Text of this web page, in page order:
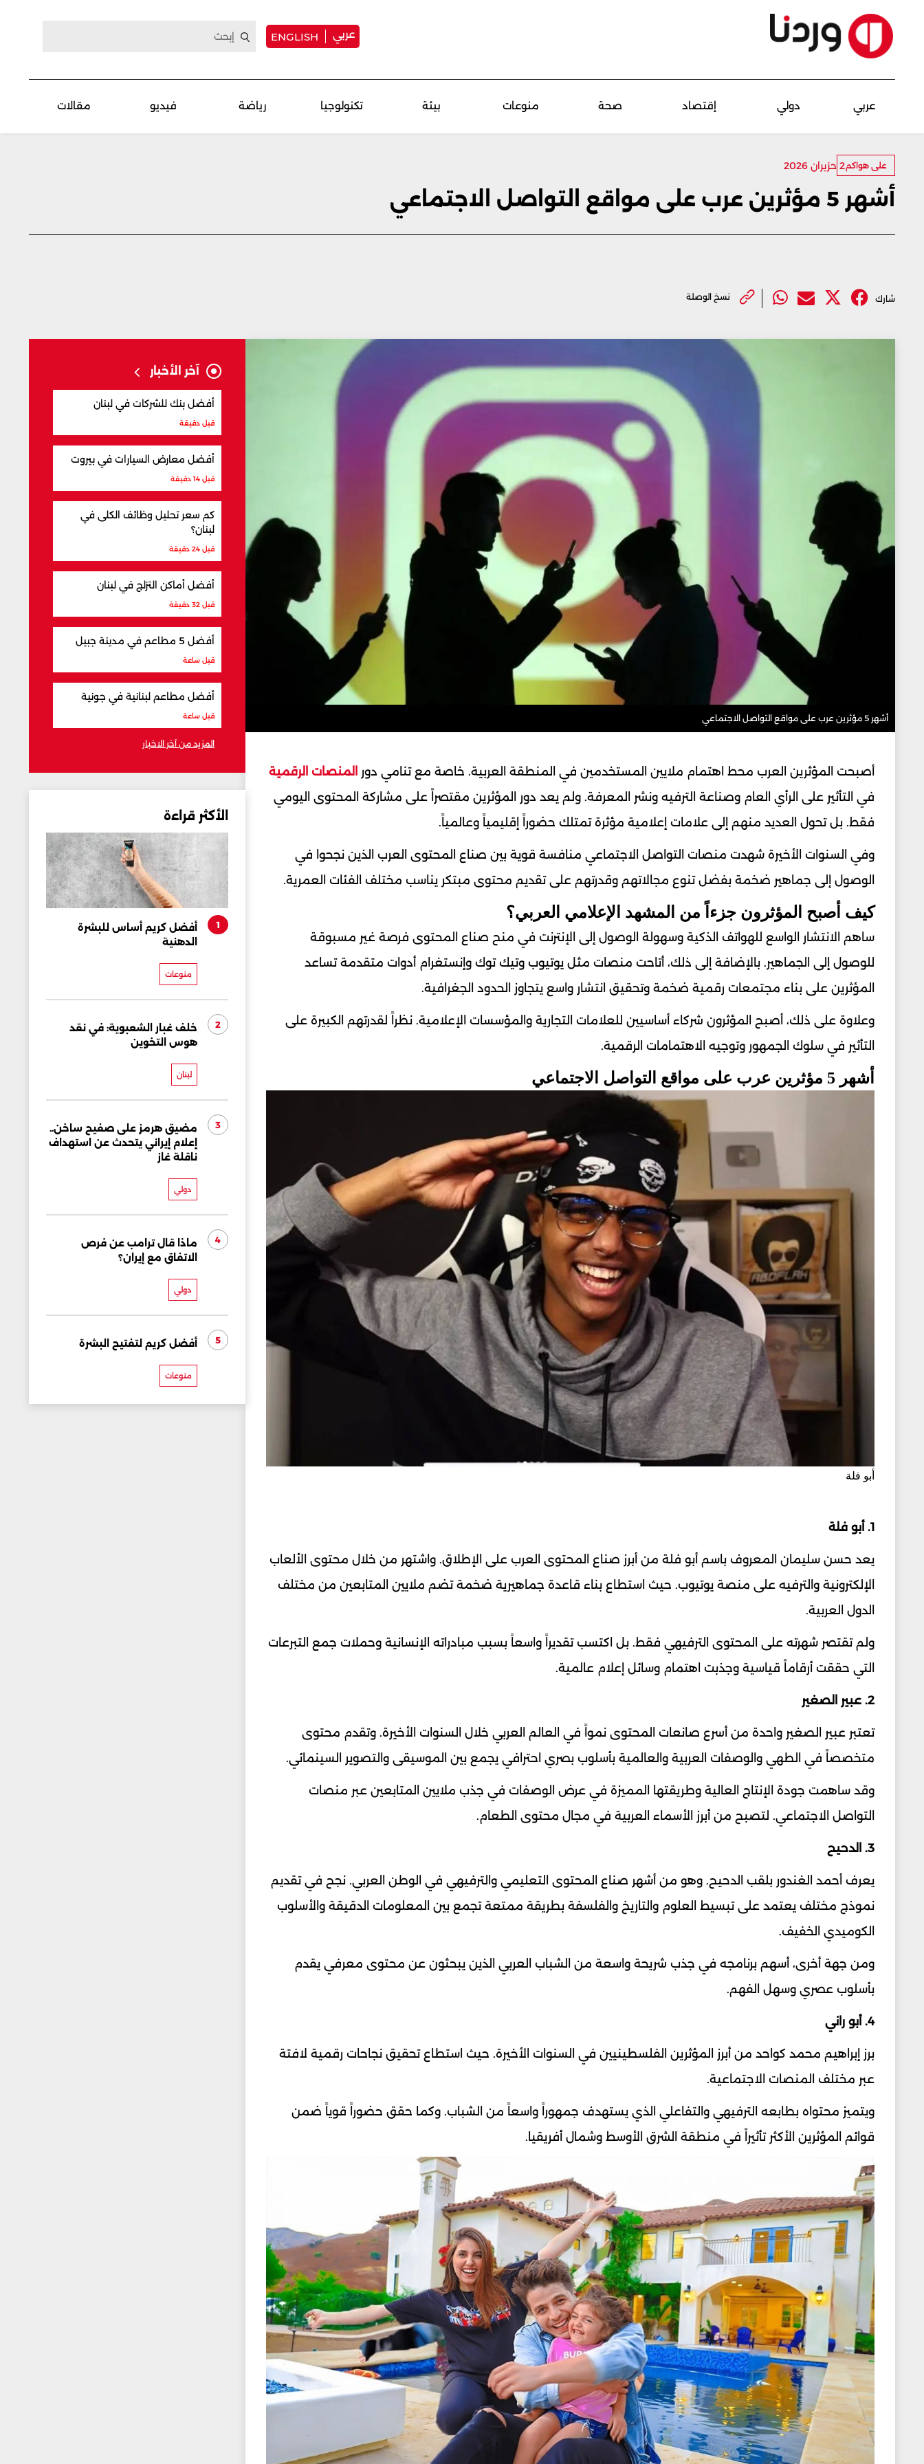
عربي ENGLISH
عربي دولي إقتصاد صحة منوعات بيئة تكنولوجيا رياضة فيديو مقالات
على هواكم2 حزيران 2026
أشهر 5 مؤثرين عرب على مواقع التواصل الاجتماعي
شارك نسخ الوصلة
أشهر 5 مؤثرين عرب على مواقع التواصل الاجتماعي
أصبحت المؤثرين العرب محط اهتمام ملايين المستخدمين في المنطقة العربية. خاصة مع تنامي دور
المنصات الرقمية
في التأثير على الرأي العام وصناعة الترفيه ونشر المعرفة. ولم يعد دور المؤثرين مقتصراً على مشاركة المحتوى اليومي
فقط. بل تحول العديد منهم إلى علامات إعلامية مؤثرة تمتلك حضوراً إقليمياً وعالمياً.
وفي السنوات الأخيرة شهدت منصات التواصل الاجتماعي منافسة قوية بين صناع المحتوى العرب الذين نجحوا في
الوصول إلى جماهير ضخمة بفضل تنوع مجالاتهم وقدرتهم على تقديم محتوى مبتكر يناسب مختلف الفئات العمرية.
كيف أصبح المؤثرون جزءاً من المشهد الإعلامي العربي؟
ساهم الانتشار الواسع للهواتف الذكية وسهولة الوصول إلى الإنترنت في منح صناع المحتوى فرصة غير مسبوقة
للوصول إلى الجماهير. بالإضافة إلى ذلك، أتاحت منصات مثل يوتيوب وتيك توك وإنستغرام أدوات متقدمة تساعد
المؤثرين على بناء مجتمعات رقمية ضخمة وتحقيق انتشار واسع يتجاوز الحدود الجغرافية.
وعلاوة على ذلك، أصبح المؤثرون شركاء أساسيين للعلامات التجارية والمؤسسات الإعلامية. نظراً لقدرتهم الكبيرة على
التأثير في سلوك الجمهور وتوجيه الاهتمامات الرقمية.
أشهر 5 مؤثرين عرب على مواقع التواصل الاجتماعي
أبو فلة
1. أبو فلة
يعد حسن سليمان المعروف باسم أبو فلة من أبرز صناع المحتوى العرب على الإطلاق. واشتهر من خلال محتوى الألعاب
الإلكترونية والترفيه على منصة يوتيوب. حيث استطاع بناء قاعدة جماهيرية ضخمة تضم ملايين المتابعين من مختلف
الدول العربية.
ولم تقتصر شهرته على المحتوى الترفيهي فقط. بل اكتسب تقديراً واسعاً بسبب مبادراته الإنسانية وحملات جمع التبرعات
التي حققت أرقاماً قياسية وجذبت اهتمام وسائل إعلام عالمية.
2. عبير الصغير
تعتبر عبير الصغير واحدة من أسرع صانعات المحتوى نمواً في العالم العربي خلال السنوات الأخيرة. وتقدم محتوى
متخصصاً في الطهي والوصفات العربية والعالمية بأسلوب بصري احترافي يجمع بين الموسيقى والتصوير السينمائي.
وقد ساهمت جودة الإنتاج العالية وطريقتها المميزة في عرض الوصفات في جذب ملايين المتابعين عبر منصات
التواصل الاجتماعي. لتصبح من أبرز الأسماء العربية في مجال محتوى الطعام.
3. الدحيح
يعرف أحمد الغندور بلقب الدحيح. وهو من أشهر صناع المحتوى التعليمي والترفيهي في الوطن العربي. نجح في تقديم
نموذج مختلف يعتمد على تبسيط العلوم والتاريخ والفلسفة بطريقة ممتعة تجمع بين المعلومات الدقيقة والأسلوب
الكوميدي الخفيف.
ومن جهة أخرى، أسهم برنامجه في جذب شريحة واسعة من الشباب العربي الذين يبحثون عن محتوى معرفي يقدم
بأسلوب عصري وسهل الفهم.
4. أبو راني
برز إبراهيم محمد كواحد من أبرز المؤثرين الفلسطينيين في السنوات الأخيرة. حيث استطاع تحقيق نجاحات رقمية لافتة
عبر مختلف المنصات الاجتماعية.
ويتميز محتواه بطابعه الترفيهي والتفاعلي الذي يستهدف جمهوراً واسعاً من الشباب. وكما حقق حضوراً قوياً ضمن
قوائم المؤثرين الأكثر تأثيراً في منطقة الشرق الأوسط وشمال أفريقيا.
آخر الأخبار
أفضل بنك للشركات في لبنان
قبل دقيقة
أفضل معارض السيارات في بيروت
قبل 14 دقيقة
كم سعر تحليل وظائف الكلى في
لبنان؟
قبل 24 دقيقة
أفضل أماكن التزلج في لبنان
قبل 32 دقيقة
أفضل 5 مطاعم في مدينة جبيل
قبل ساعة
أفضل مطاعم لبنانية في جونية
قبل ساعة
المزيد من آخر الاخبار
الأكثر قراءة
1
أفضل كريم أساس للبشرة
الدهنية
منوعات
2
خلف غبار الشعبوية: في نقد
هوس التخوين
لبنان
3
مضيق هرمز على صفيح ساخن..
إعلام إيراني يتحدث عن استهداف
ناقلة غاز
دولي
4
ماذا قال ترامب عن فرص
الاتفاق مع إيران؟
دولي
5 أفضل كريم لتفتيح البشرة
منوعات